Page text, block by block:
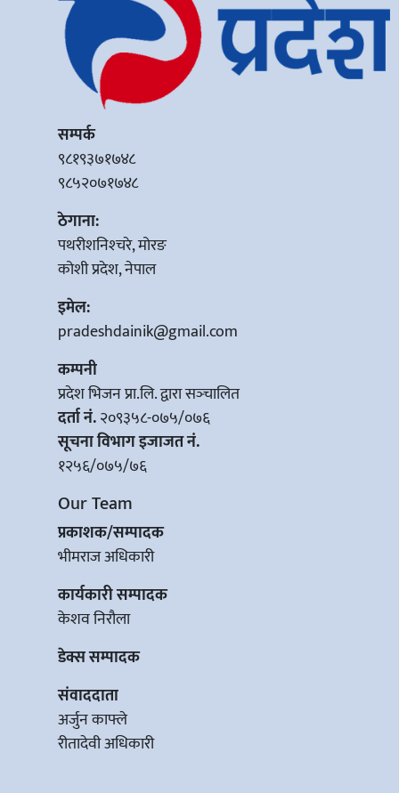
सम्पर्क
९८१९३७१७४८
९८५२०७१७४८
ठेगाना:
पथरीशनिश्‍चरे, मोरङ
कोशी प्रदेश, नेपाल
इमेल:
pradeshdainik@gmail.com
कम्पनी
प्रदेश भिजन प्रा.लि. द्वारा सञ्‍चालित
दर्ता नं.२०९३५८-०७५/०७६
सूचना विभाग इजाजत नं.
१२५६/०७५/७६
Our Team
प्रकाशक/सम्पादक
भीमराज अधिकारी
कार्यकारी सम्पादक
केशव निरौला
डेक्स सम्पादक
संवाददाता
अर्जुन काफ्ले
रीतादेवी अधिकारी